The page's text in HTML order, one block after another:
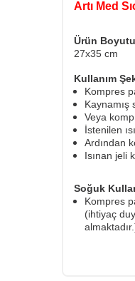
Artı Med
Ürün
27x35 cm
Kullanım
Kompres
Kaynamış
Veya
İstenilen
Ardından
Isınan jeli
Soğuk
Kompres
(ihtiyaç